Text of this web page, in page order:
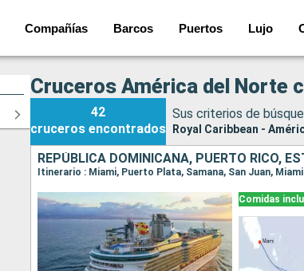
Compañías Barcos Puertos Lujo
Cruceros América del Norte
42
cruceros encontrados
Sus criterios de
Royal Caribbean -
REPÚBLICA DOMINICANA, PUERTO RICO,
Itinerario : Miami, Puerto Plata, Samana, San Juan, Miami
Comidas